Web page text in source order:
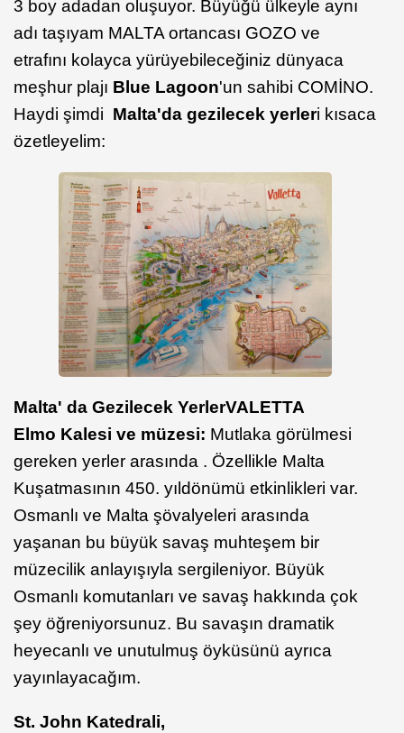
3 boy adadan oluşuyor. Büyüğü ülkeyle aynı
adı taşıyam MALTA ortancası GOZO ve
etrafını kolayca yürüyebileceğiniz dünyaca
meşhur plajı Blue Lagoon'un sahibi COMİNO.
Haydi şimdi Malta'da gezilecek yerleri kısaca
özetleyelim:
Malta' da Gezilecek YerlerVALETTA
Elmo Kalesi ve müzesi: Mutlaka görülmesi
gereken yerler arasında . Özellikle Malta
Kuşatmasının 450. yıldönümü etkinlikleri var.
Osmanlı ve Malta şövalyeleri arasında
yaşanan bu büyük savaş muhteşem bir
müzecilik anlayışıyla sergileniyor. Büyük
Osmanlı komutanları ve savaş hakkında çok
şey öğreniyorsunuz. Bu savaşın dramatik
heyecanlı ve unutulmuş öyküsünü ayrıca
yayınlayacağım.
St. John Katedrali,